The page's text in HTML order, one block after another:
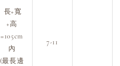
長+寬
+高
=105cm
內
(最長邊
7-11